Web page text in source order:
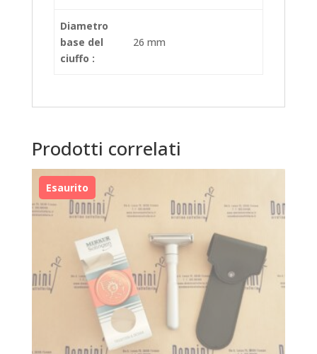
Diametro
base del
ciuffo :
26 mm
Prodotti correlati